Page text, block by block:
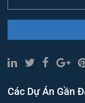
Các Dự Án Gần